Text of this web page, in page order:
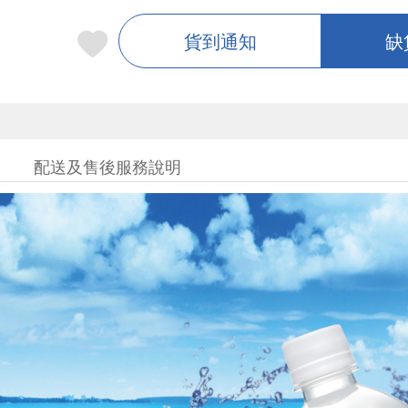
貨到通知
配送及售後服務說明